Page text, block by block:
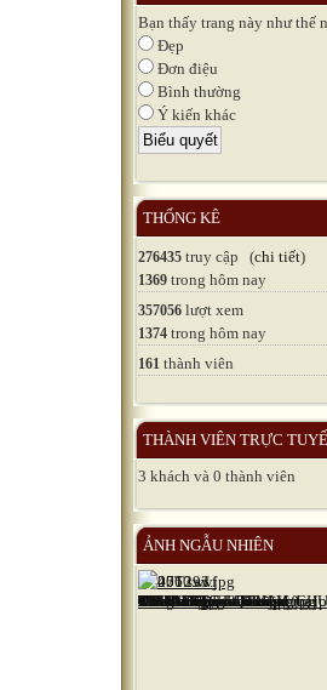
Bạn thấy trang này như thế
Đẹp
Đơn điệu
Bình thường
Ý kiến khác
THỐNG KÊ
276435 truy cập (chi tiết)
1369 trong hôm nay
357056 lượt xem
1374 trong hôm nay
161 thành viên
THÀNH VIÊN TRỰC
3 khách và 0 thành viên
ẢNH NGẪU NHIÊN